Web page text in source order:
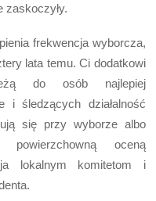
zaskoczyły.
frekwencja wyborcza,
lata temu. Ci dodatkowi
do osób najlepiej
i śledzących działalność
się przy wyborze albo
powierzchowną oceną
lokalnym komitetom i